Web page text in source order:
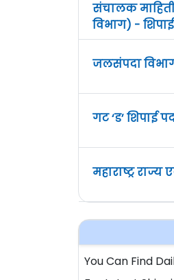
संचालक
विभाग) -
जलसंपदा
गट ‘ड’ शिपाई
महाराष्ट्र
You Can Find